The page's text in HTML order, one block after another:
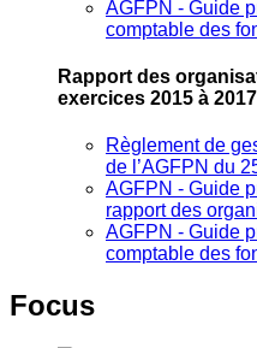
AGFPN ‐ Guide
comptable des
Rapport des
exercices 2015 à 2017
Règlement de
de l’AGFPN du
AGFPN ‐ Guide
rapport des
AGFPN ‐ Guide
comptable des
Focus